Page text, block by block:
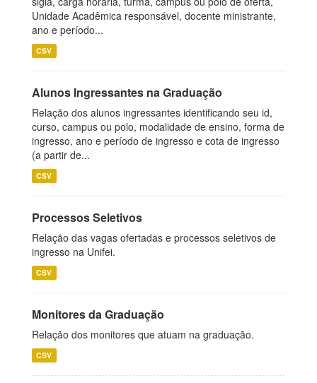
Unidade Acadêmica responsável, docente ministrante,
ano e período...
CSV
Alunos Ingressantes na Graduação
Relação dos alunos ingressantes identificando seu id,
curso, campus ou polo, modalidade de ensino, forma de
ingresso, ano e período de ingresso e cota de ingresso
(a partir de...
CSV
Processos Seletivos
Relação das vagas ofertadas e processos seletivos de
ingresso na Unifei.
CSV
Monitores da Graduação
Relação dos monitores que atuam na graduação.
CSV